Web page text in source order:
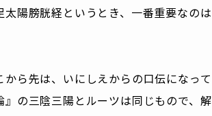
陽膀胱経というとき、一番重要なのは
ら先は、いにしえからの口伝になって
の三陰三陽とルーツは同じもので、解